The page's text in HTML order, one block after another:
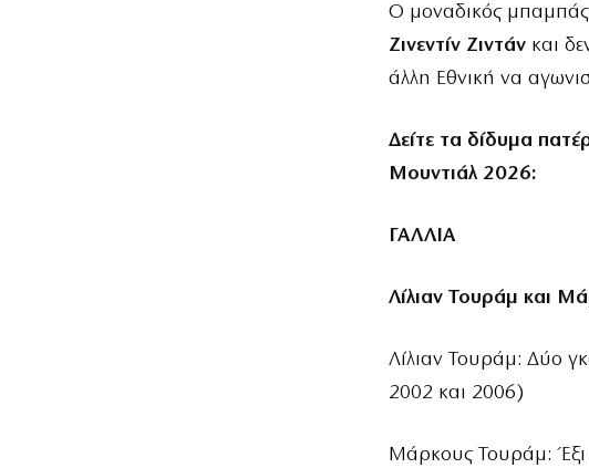
Ο μοναδικός μπαμπάς
Ζινεντίν Ζιντάν και
άλλη Εθνική να
Δείτε τα δίδυμα
Μουντιάλ 2026:
ΓΑΛΛΙΑ
Λίλιαν Τουράμ και
Λίλιαν Τουράμ: Δύο
2002 και 2006)
Μάρκους Τουράμ: Έξι